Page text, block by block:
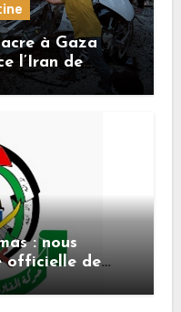
à Gaza
l’Iran de
: nous
officielle de
feuille de
de l’accord